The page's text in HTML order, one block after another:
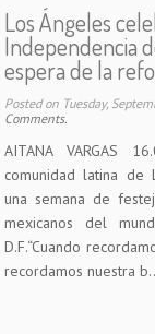
Los Ángeles
Independencia
espera de la
Posted on Tuesday,
Comments.
AITANA VARGAS
comunidad latina de
una semana de
mexicanos del
D.F.“Cuando
recordamos nuestra